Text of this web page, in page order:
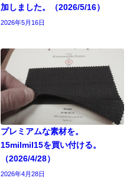
加しました。（2026/5/16）
2026年5月16日
プレミアムな素材を。
15milmil15を買い付ける。
（2026/4/28）
2026年4月28日